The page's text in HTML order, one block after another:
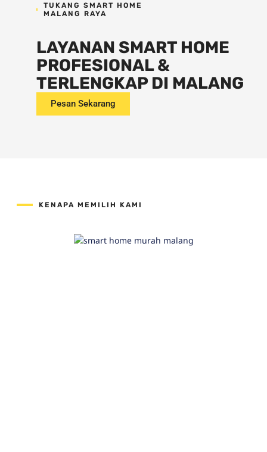
TUKANG SMART HOME
MALANG RAYA
LAYANAN SMART HOME
PROFESIONAL &
TERLENGKAP DI MALANG
Pesan Sekarang
KENAPA MEMILIH KAMI